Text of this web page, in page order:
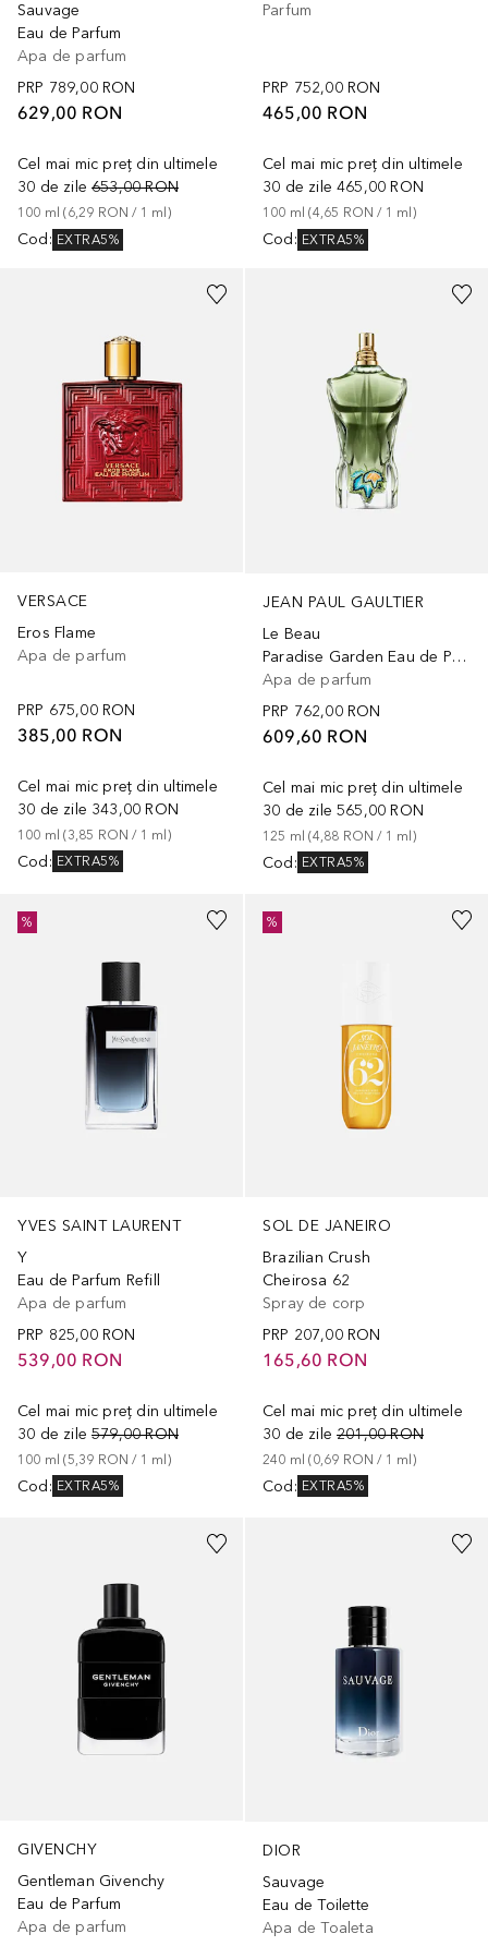
Sauvage
Eau de Parfum
Apa de parfum
PRP 789,00 RON
629,00 RON
Cel mai mic preț din ultimele
30 de zile 653,00 RON
100 ml (6,29 RON / 1 ml )
Cod: EXTRA5%
Parfum
PRP 752,00 RON
465,00 RON
Cel mai mic preț din ultimele
30 de zile 465,00 RON
100 ml (4,65 RON / 1 ml )
Cod: EXTRA5%
VERSACE
Eros Flame
Apa de parfum
PRP 675,00 RON
385,00 RON
Cel mai mic preț din ultimele
30 de zile 343,00 RON
100 ml (3,85 RON / 1 ml)
Cod : EXTRA5%
JEAN PAUL GAULTIER
Le Beau
Paradise Garden Eau de Parfum
Apa de parfum
PRP 762,00 RON
609,60 RON
Cel mai mic preț din ultimele
30 de zile 565,00 RON
125 ml (4,88 RON / 1 ml)
Cod : EXTRA5%
YVES SAINT LAURENT
Y
Eau de Parfum Refill
Apa de parfum
PRP 825,00 RON
539,00 RON
Cel mai mic preț din ultimele
30 de zile 579,00 RON
100 ml (5,39 RON / 1 ml )
Cod : EXTRA5%
%
SOL DE JANEIRO
Brazilian Crush
Cheirosa 62
Spray de corp
PRP 207,00 RON
165,60 RON
Cel mai mic preț din ultimele
30 de zile 201,00 RON
240 ml (0,69 RON / 1 ml )
Cod : EXTRA5%
%
GIVENCHY
Gentleman Givenchy
Eau de Parfum
Apa de parfum
DIOR
Sauvage
Eau de Toilette
Apa de Toaleta